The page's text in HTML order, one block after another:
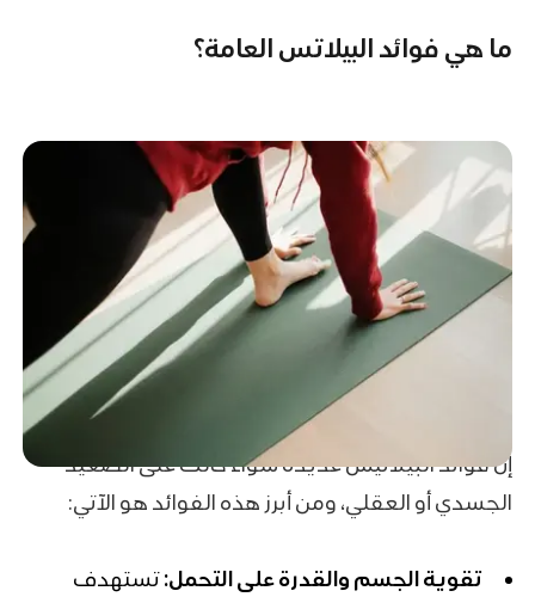
ما هي فوائد البيلاتس العامة؟
إن فوائد البيلاتيس عديدة سواء كانت على الصعيد
الجسدي أو العقلي، ومن أبرز هذه الفوائد هو الآتي:
تقوية الجسم والقدرة على التحمل:تستهدف